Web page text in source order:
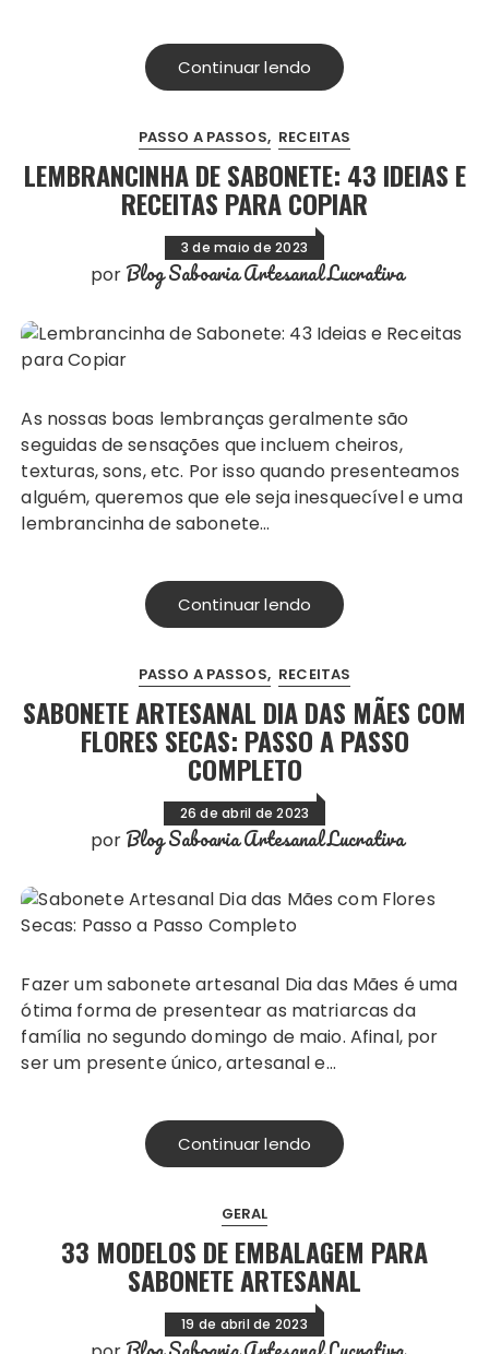
Continuar lendo
PASSO A PASSOS RECEITAS
LEMBRANCINHA DE SABONETE: 43 IDEIAS E
RECEITAS PARA COPIAR
3 de maio de 2023
por Blog Saboaria Artesanal Lucrativa
As nossas boas lembranças geralmente são
seguidas de sensações que incluem cheiros,
texturas, sons, etc. Por isso quando presenteamos
alguém, queremos que ele seja inesquecível e uma
lembrancinha de sabonete…
Continuar lendo
PASSO A PASSOS RECEITAS
SABONETE ARTESANAL DIA DAS MÃES COM
FLORES SECAS: PASSO A PASSO
COMPLETO
26 de abril de 2023
por Blog Saboaria Artesanal Lucrativa
Fazer um sabonete artesanal Dia das Mães é uma
ótima forma de presentear as matriarcas da
família no segundo domingo de maio. Afinal, por
ser um presente único, artesanal e…
Continuar lendo
GERAL
33 MODELOS DE EMBALAGEM PARA
SABONETE ARTESANAL
19 de abril de 2023